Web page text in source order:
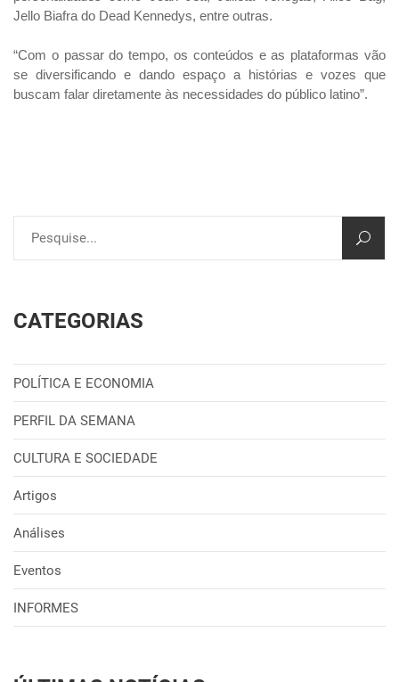
Jello Biafra do Dead Kennedys, entre outras.
“Com o passar do tempo, os conteúdos e as plataformas vão
se diversificando e dando espaço a histórias e vozes que
buscam falar diretamente às necessidades do público latino”.
CATEGORIAS
POLÍTICA E ECONOMIA
PERFIL DA SEMANA
CULTURA E SOCIEDADE
Artigos
Análises
Eventos
INFORMES